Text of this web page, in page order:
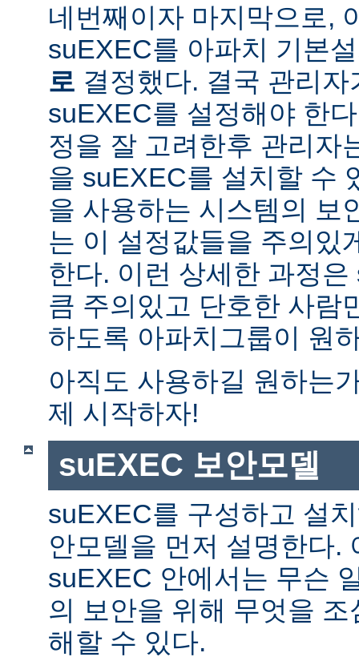
네번째이자 마지막으로,
suEXEC를 아파치 기본
로 결정했다. 결국 관리
suEXEC를 설정해야 한
정을 잘 고려한후 관리자
을 suEXEC를 설치할 수
을 사용하는 시스템의 보
는 이 설정값들을 주의있
한다. 이런 상세한 과정
큼 주의있고 단호한 사람
하도록 아파치그룹이 원
아직도 사용하길 원하는
제 시작하자!
suEXEC 보안모델
suEXEC를 구성하고 설
안모델을 먼저 설명한다.
suEXEC 안에서는 무슨
의 보안을 위해 무엇을
해할 수 있다.